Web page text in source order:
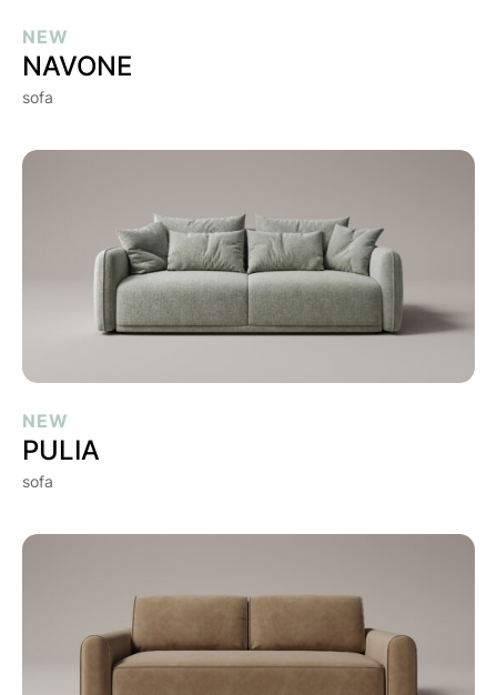
NEW
NAVONE
sofa
PULIA
NEW
PULIA
sofa